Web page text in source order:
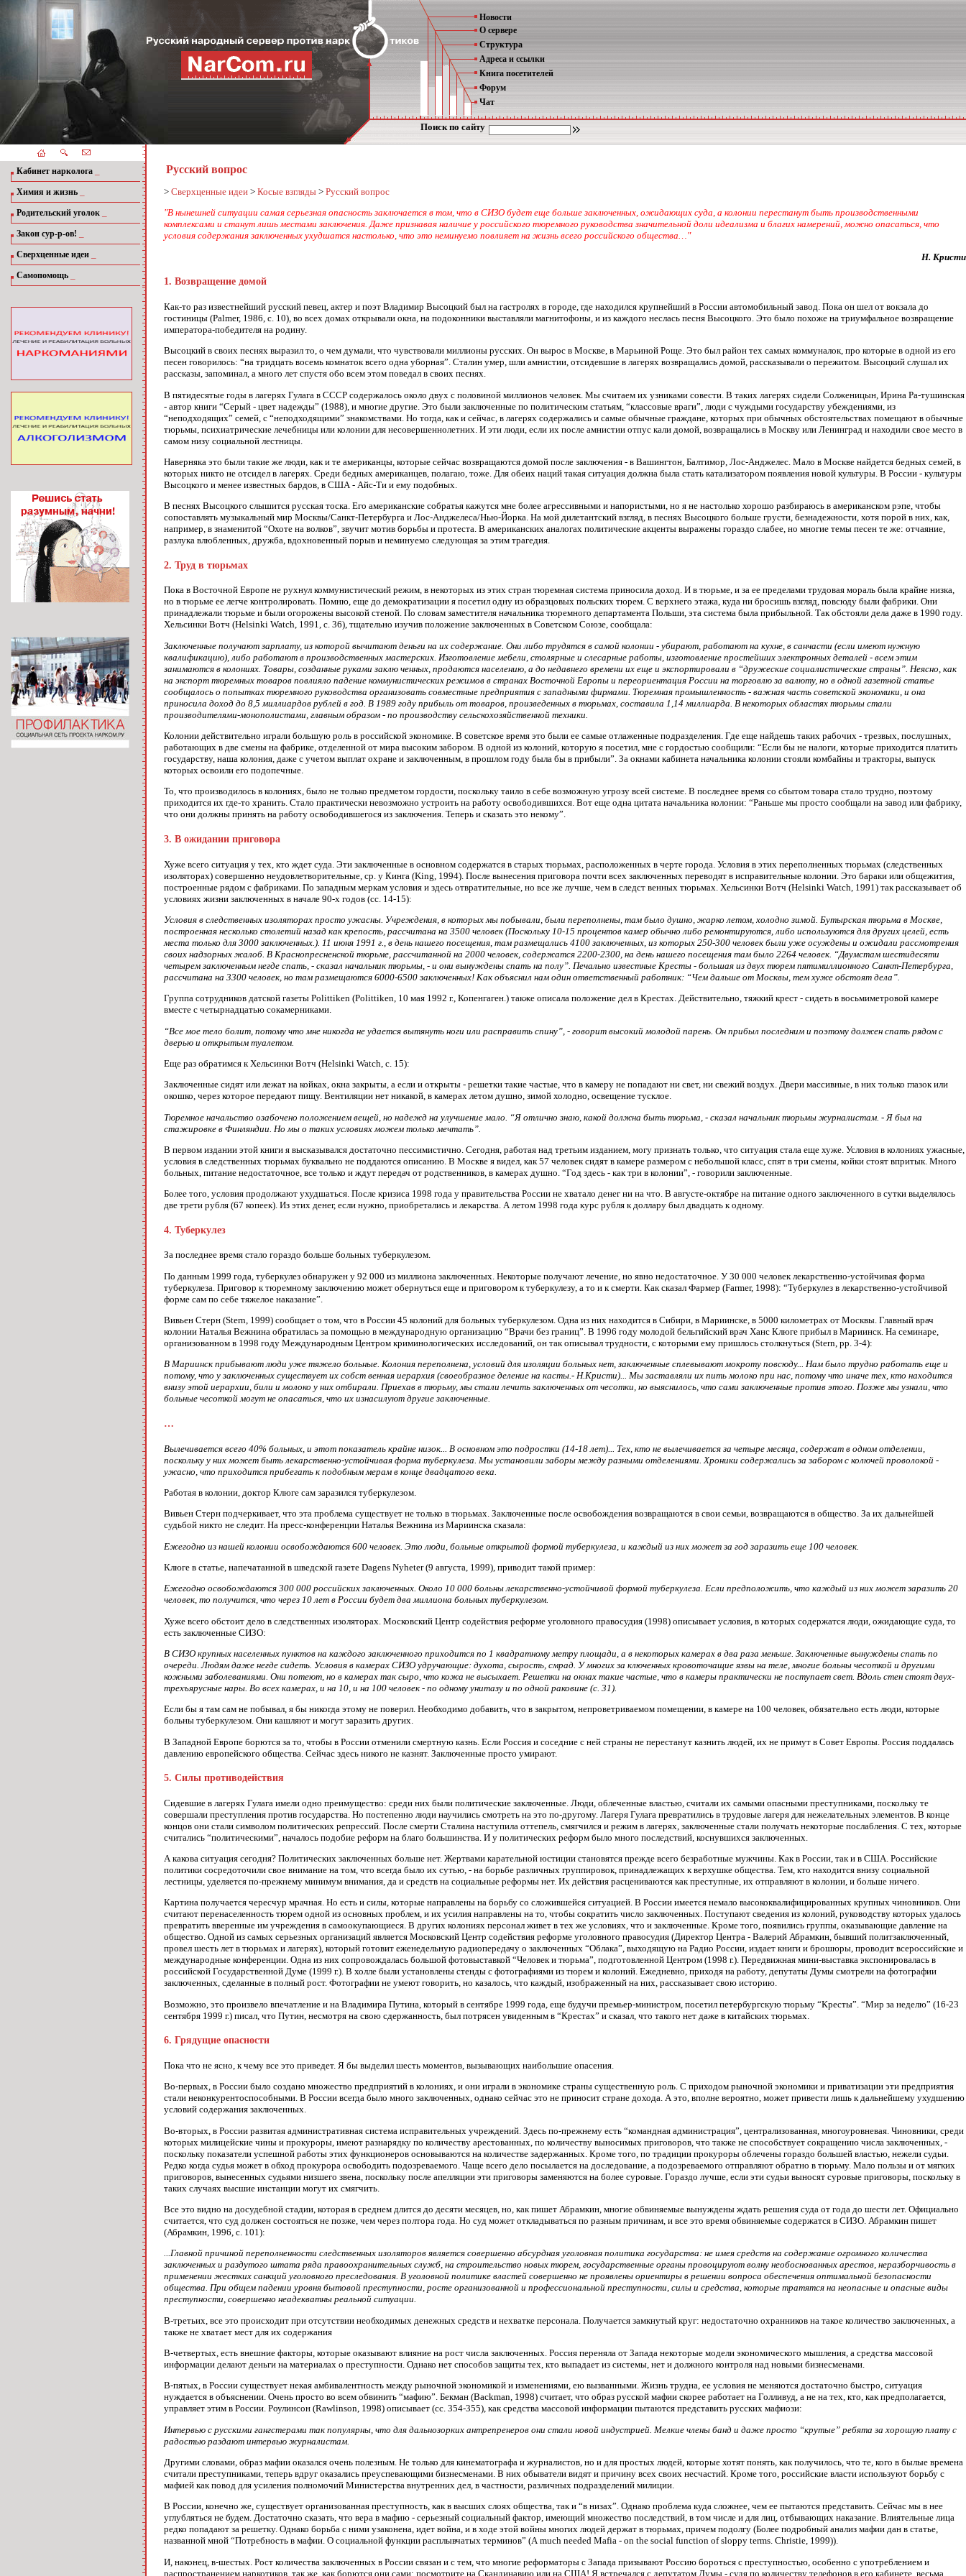
Новости
О сервере
Структура
Адреса и ссылки
Книга посетителей
Форум
Чат
Поиск по сайту
Кабинет нарколога
Химия и жизнь
Родительский уголок
Закон сур-р-ов!
Сверхценные идеи
Самопомощь
Русский вопрос
> Сверхценные идеи > Косые взгляды > Русский вопрос
"В нынешней ситуации самая серьезная опасность заключается в том, что в СИЗО будет еще больше заключенных, ожидающих суда, а колонии перестанут быть производственными
комплексами и станут лишь местами заключения. Даже признавая наличие у российского тюремного руководства значительной доли идеализма и благих намерений, можно опасаться, что
условия содержания заключенных ухудшатся настолько, что это неминуемо повлияет на жизнь всего российского общества…"
Н. Кристи
1. Возвращение домой
Как-то раз известнейший русский певец, актер и поэт Владимир Высоцкий был на гастролях в городе, где находился крупнейший в России автомобильный завод. Пока он шел от вокзала до
гостиницы (Palmer, 1986, с. 10), во всех домах открывали окна, на подоконники выставляли магнитофоны, и из каждого неслась песня Высоцкого. Это было похоже на триумфальное возвращение
императора-победителя на родину.
Высоцкий в своих песнях выразил то, о чем думали, что чувствовали миллионы русских. Он вырос в Москве, в Марьиной Роще. Это был район тех самых коммуналок, про которые в одной из его
песен говорилось: “на тридцать восемь комнаток всего одна уборная”. Сталин умер, шли амнистии, отсидевшие в лагерях возвращались домой, рассказывали о пережитом. Высоцкий слушал их
рассказы, запоминал, а много лет спустя обо всем этом поведал в своих песнях.
В пятидесятые годы в лагерях Гулага в СССР содержалось около двух с половиной миллионов человек. Мы считаем их узниками совести. В таких лагерях сидели Солженицын, Ирина Ра-тушинская
- автор книги “Серый - цвет надежды” (1988), и многие другие. Это были заключенные по политическим статьям, “классовые враги”, люди с чуждыми государству убеждениями, из
“неподходящих” семей, с “неподходящими” знакомствами. Но тогда, как и сейчас, в лагерях содержались и самые обычные граждане, которых при обычных обстоятельствах помещают в обычные
тюрьмы, психиатрические лечебницы или колонии для несовершеннолетних. И эти люди, если их после амнистии отпус кали домой, возвращались в Москву или Ленинград и находили свое место в
самом низу социальной лестницы.
Наверняка это были такие же люди, как и те американцы, которые сейчас возвращаются домой после заключения - в Вашингтон, Балтимор, Лос-Анджелес. Мало в Москве найдется бедных семей, в
которых никто не отсидел в лагерях. Среди бедных американцев, полагаю, тоже. Для обеих наций такая ситуация должна была стать катализатором появления новой культуры. В России - культуры
Высоцкого и менее известных бардов, в США - Айс-Ти и ему подобных.
В песнях Высоцкого слышится русская тоска. Его американские собратья кажутся мне более агрессивными и напористыми, но я не настолько хорошо разбираюсь в американском рэпе, чтобы
сопоставлять музыкальный мир Москвы/Санкт-Петербурга и Лос-Анджелеса/Нью-Йорка. На мой дилетантский взгляд, в песнях Высоцкого больше грусти, безнадежности, хотя порой в них, как,
например, в знаменитой “Охоте на волков”, звучит мотив борьбы и протеста. В американских аналогах политические акценты выражены гораздо слабее, но многие темы песен те же: отчаяние,
разлука влюбленных, дружба, вдохновенный порыв и неминуемо следующая за этим трагедия.
2. Труд в тюрьмах
Пока в Восточной Европе не рухнул коммунистический режим, в некоторых из этих стран тюремная система приносила доход. И в тюрьме, и за ее пределами трудовая мораль была крайне низка,
но в тюрьме ее легче контролировать. Помню, еще до демократизации я посетил одну из образцовых польских тюрем. С верхнего этажа, куда ни бросишь взгляд, повсюду были фабрики. Они
принадлежали тюрьме и были огорожены высокой стеной. По словам заместителя начальника тюремного департамента Польши, эта система была прибыльной. Так обстояли дела даже в 1990 году.
Хельсинки Вотч (Helsinki Watch, 1991, с. 36), тщательно изучив положение заключенных в Советском Союзе, сообщала:
Заключенные получают зарплату, из которой вычитают деньги на их содержание. Они либо трудятся в самой колонии - убирают, работают на кухне, в санчасти (если имеют нужную
квалификацию), либо работают в производственных мастерских. Изготовление мебели, столярные и слесарные работы, изготовление простейших электронных деталей - всем этим
занимаются в колониях. Товары, созданные руками заклю ченных, продаются населению, а до недавнего времени их еще и экспортировали в “дружеские социалистические страны”. Неясно, как
на экспорт тюремных товаров повлияло падение коммунистических режимов в странах Восточной Европы и переориентация России на торговлю за валюту, но в одной газетной статье
сообщалось о попытках тюремного руководства организовать совместные предприятия с западными фирмами. Тюремная промышленность - важная часть советской экономики, и она
приносила доход до 8,5 миллиардов рублей в год. В 1989 году прибыль от товаров, произведенных в тюрьмах, составила 1,14 миллиарда. В некоторых областях тюрьмы стали
производителями-монополистами, главным образом - по производству сельскохозяйственной техники.
Колонии действительно играли большую роль в российской экономике. В советское время это были ее самые отлаженные подразделения. Где еще найдешь таких рабочих - трезвых, послушных,
работающих в две смены на фабрике, отделенной от мира высоким забором. В одной из колоний, которую я посетил, мне с гордостью сообщили: “Если бы не налоги, которые приходится платить
государству, наша колония, даже с учетом выплат охране и заключенным, в прошлом году была бы в прибыли”. За окнами кабинета начальника колонии стояли комбайны и тракторы, выпуск
которых освоили его подопечные.
То, что производилось в колониях, было не только предметом гордости, поскольку таило в себе возможную угрозу всей системе. В последнее время со сбытом товара стало трудно, поэтому
приходится их где-то хранить. Стало практически невозможно устроить на работу освободившихся. Вот еще одна цитата начальника колонии: “Раньше мы просто сообщали на завод или фабрику,
что они должны принять на работу освободившегося из заключения. Теперь и сказать это некому”.
3. В ожидании приговора
Хуже всего ситуация у тех, кто ждет суда. Эти заключенные в основном содержатся в старых тюрьмах, расположенных в черте города. Условия в этих переполненных тюрьмах (следственных
изоляторах) совершенно неудовлетворительные, ср. у Кинга (King, 1994). После вынесения приговора почти всех заключенных переводят в исправительные колонии. Это бараки или общежития,
построенные рядом с фабриками. По западным меркам условия и здесь отвратительные, но все же лучше, чем в следст венных тюрьмах. Хельсинки Вотч (Helsinki Watch, 1991) так рассказывает об
условиях жизни заключенных в начале 90-х годов (сс. 14-15):
Условия в следственных изоляторах просто ужасны. Учреждения, в которых мы побывали, были переполнены, там было душно, жарко летом, холодно зимой. Бутырская тюрьма в Москве,
построенная несколько столетий назад как крепость, рассчитана на 3500 человек (Поскольку 10-15 процентов камер обычно либо ремонтируются, либо используются для других целей, есть
места только для 3000 заключенных.). 11 июня 1991 г., в день нашего посещения, там размещались 4100 заключенных, из которых 250-300 человек были уже осуждены и ожидали рассмотрения
своих надзорных жалоб. В Краснопресненской тюрьме, рассчитанной на 2000 человек, содержатся 2200-2300, на день нашего посещения там было 2264 человек. “Двумстам шестидесяти
четырем заключенным негде спать, - сказал начальник тюрьмы, - и они вынуждены спать на полу”. Печально известные Кресты - большая из двух тюрем пятимиллионного Санкт-Петербурга,
рассчитана на 3300 человек, но там размещаются 6000-6500 заключенных! Как объяснил нам один ответственный работник: “Чем дальше от Москвы, тем хуже обстоят дела”.
Группа сотрудников датской газеты Polittiken (Polittiken, 10 мая 1992 г., Копенгаген.) также описала положение дел в Крестах. Действительно, тяжкий крест - сидеть в восьмиметровой камере
вместе с четырнадцатью сокамерниками.
“Все мое тело болит, потому что мне никогда не удается вытянуть ноги или расправить спину”, - говорит высокий молодой парень. Он прибыл последним и поэтому должен спать рядом с
дверью и открытым туалетом.
Еще раз обратимся к Хельсинки Вотч (Helsinki Watch, с. 15):
Заключенные сидят или лежат на койках, окна закрыты, а если и открыты - решетки такие частые, что в камеру не попадают ни свет, ни свежий воздух. Двери массивные, в них только глазок или
окошко, через которое передают пищу. Вентиляции нет никакой, в камерах летом душно, зимой холодно, освещение тусклое.
Тюремное начальство озабочено положением вещей, но надежд на улучшение мало. “Я отлично знаю, какой должна быть тюрьма, - сказал начальник тюрьмы журналистам. - Я был на
стажировке в Финляндии. Но мы о таких условиях можем только мечтать”.
В первом издании этой книги я высказывался достаточно пессимистично. Сегодня, работая над третьим изданием, могу признать только, что ситуация стала еще хуже. Условия в колониях ужасные,
условия в следственных тюрьмах буквально не поддаются описанию. В Москве я видел, как 57 человек сидят в камере размером с небольшой класс, спят в три смены, койки стоят впритык. Много
больных, питание недостаточное, все только и ждут передач от родственников, в камерах душно. “Год здесь - как три в колонии”, - говорили заключенные.
Более того, условия продолжают ухудшаться. После кризиса 1998 года у правительства России не хватало денег ни на что. В августе-октябре на питание одного заключенного в сутки выделялось
две трети рубля (67 копеек). Из этих денег, если нужно, приобретались и лекарства. А летом 1998 года курс рубля к доллару был двадцать к одному.
4. Туберкулез
За последнее время стало гораздо больше больных туберкулезом.
По данным 1999 года, туберкулез обнаружен у 92 000 из миллиона заключенных. Некоторые получают лечение, но явно недостаточное. У 30 000 человек лекарственно-устойчивая форма
туберкулеза. Приговор к тюремному заключению может обернуться еще и приговором к туберкулезу, а то и к смерти. Как сказал Фармер (Farmer, 1998): “Туберкулез в лекарственно-устойчивой
форме сам по себе тяжелое наказание”.
Вивьен Стерн (Stern, 1999) сообщает о том, что в России 45 колоний для больных туберкулезом. Одна из них находится в Сибири, в Мариинске, в 5000 километрах от Москвы. Главный врач
колонии Наталья Вежнина обратилась за помощью в международную организацию “Врачи без границ”. В 1996 году молодой бельгийский врач Ханс Клюге прибыл в Мариинск. На семинаре,
организованном в 1998 году Международным Центром криминологических исследований, он так описывал трудности, с которыми ему пришлось столкнуться (Stern, pp. 3-4):
В Мариинск прибывают люди уже тяжело больные. Колония переполнена, условий для изоляции больных нет, заключенные сплевывают мокроту повсюду... Нам было трудно работать еще и
потому, что у заключенных существует их собст венная иерархия (своеобразное деление на касты.- Н.Кристи)... Мы заставляли их пить молоко при нас, потому что иначе тех, кто находится
внизу этой иерархии, били и молоко у них отбирали. Приехав в тюрьму, мы стали лечить заключенных от чесотки, но выяснилось, что сами заключенные против этого. Позже мы узнали, что
больные чесоткой могут не опасаться, что их изнасилуют другие заключенные.
…
Вылечивается всего 40% больных, и этот показатель крайне низок... В основном это подростки (14-18 лет)... Тех, кто не вылечивается за четыре месяца, содержат в одном отделении,
поскольку у них может быть лекарственно-устойчивая форма туберкулеза. Мы установили заборы между разными отделениями. Хроники содержались за забором с колючей проволокой -
ужасно, что приходится прибегать к подобным мерам в конце двадцатого века.
Работая в колонии, доктор Клюге сам заразился туберкулезом.
Вивьен Стерн подчеркивает, что эта проблема существует не только в тюрьмах. Заключенные после освобождения возвращаются в свои семьи, возвращаются в общество. За их дальнейшей
судьбой никто не следит. На пресс-конференции Наталья Вежнина из Мариинска сказала:
Ежегодно из нашей колонии освобождаются 600 человек. Это люди, больные открытой формой туберкулеза, и каждый из них может за год заразить еще 100 человек.
Клюге в статье, напечатанной в шведской газете Dagens Nyheter (9 августа, 1999), приводит такой пример:
Ежегодно освобождаются 300 000 российских заключенных. Около 10 000 больны лекарственно-устойчивой формой туберкулеза. Если предположить, что каждый из них может заразить 20
человек, то получится, что через 10 лет в России будет два миллиона больных туберкулезом.
Хуже всего обстоит дело в следственных изоляторах. Московский Центр содействия реформе уголовного правосудия (1998) описывает условия, в которых содержатся люди, ожидающие суда, то
есть заключенные СИЗО:
В СИЗО крупных населенных пунктов на каждого заключенного приходится по 1 квадратному метру площади, а в некоторых камерах в два раза меньше. Заключенные вынуждены спать по
очереди. Людям даже негде сидеть. Условия в камерах СИЗО удручающие: духота, сырость, смрад. У многих за ключенных кровоточащие язвы на теле, многие больны чесоткой и другими
кожными заболеваниями. Они потеют, но в камерах так сыро, что кожа не высыхает. Решетки на окнах такие частые, что в камеры практически не поступает свет. Вдоль стен стоят двух-
трехъярусные нары. Во всех камерах, и на 10, и на 100 человек - по одному унитазу и по одной раковине (с. 31).
Если бы я там сам не побывал, я бы никогда этому не поверил. Необходимо добавить, что в закрытом, непроветриваемом помещении, в камере на 100 человек, обязательно есть люди, которые
больны туберкулезом. Они кашляют и могут заразить других.
В Западной Европе борются за то, чтобы в России отменили смертную казнь. Если Россия и соседние с ней страны не перестанут казнить людей, их не примут в Совет Европы. Россия поддалась
давлению европейского общества. Сейчас здесь никого не казнят. Заключенные просто умирают.
5. Силы противодействия
Сидевшие в лагерях Гулага имели одно преимущество: среди них были политические заключенные. Люди, облеченные властью, считали их самыми опасными преступниками, поскольку те
совершали преступления против государства. Но постепенно люди научились смотреть на это по-другому. Лагеря Гулага превратились в трудовые лагеря для нежелательных элементов. В конце
концов они стали символом политических репрессий. После смерти Сталина наступила оттепель, смягчился и режим в лагерях, заключенные стали получать некоторые послабления. С тех, которые
считались “политическими”, началось подобие реформ на благо большинства. И у политических реформ было много последствий, коснувшихся заключенных.
А какова ситуация сегодня? Политических заключенных больше нет. Жертвами карательной юстиции становятся прежде всего безработные мужчины. Как в России, так и в США. Российские
политики сосредоточили свое внимание на том, что всегда было их сутью, - на борьбе различных группировок, принадлежащих к верхушке общества. Тем, кто находится внизу социальной
лестницы, уделяется по-прежнему минимум внимания, да и средств на социальные реформы нет. Их действия расцениваются как преступные, их отправляют в колонии, и больше ничего.
Картина получается чересчур мрачная. Но есть и силы, которые направлены на борьбу со сложившейся ситуацией. В России имеется немало высококвалифицированных крупных чиновников. Они
считают перенаселенность тюрем одной из основных проблем, и их усилия направлены на то, чтобы сократить число заключенных. Поступают сведения из колоний, руководству которых удалось
превратить вверенные им учреждения в самоокупающиеся. В других колониях персонал живет в тех же условиях, что и заключенные. Кроме того, появились группы, оказывающие давление на
общество. Одной из самых серьезных организаций является Московский Центр содействия реформе уголовного правосудия (Директор Центра - Валерий Абрамкин, бывший политзаключенный,
провел шесть лет в тюрьмах и лагерях), который готовит еженедельную радиопередачу о заключенных “Облака”, выходящую на Радио России, издает книги и брошюры, проводит всероссийские и
международные конференции. Одна из них сопровождалась большой фотовыставкой “Человек и тюрьма”, подготовленной Центром (1998 г.). Передвижная мини-выставка экспонировалась в
российской Государственной Думе (1999 г.). В холле были установлены стенды с фотографиями из тюрем и колоний. Ежедневно, приходя на работу, депутаты Думы смотрели на фотографии
заключенных, сделанные в полный рост. Фотографии не умеют говорить, но казалось, что каждый, изображенный на них, рассказывает свою историю.
Возможно, это произвело впечатление и на Владимира Путина, который в сентябре 1999 года, еще будучи премьер-министром, посетил петербургскую тюрьму “Кресты”. “Мир за неделю” (16-23
сентября 1999 г.) писал, что Путин, несмотря на свою сдержанность, был потрясен увиденным в “Крестах” и сказал, что такого нет даже в китайских тюрьмах.
6. Грядущие опасности
Пока что не ясно, к чему все это приведет. Я бы выделил шесть моментов, вызывающих наибольшие опасения.
Во-первых, в России было создано множество предприятий в колониях, и они играли в экономике страны существенную роль. С приходом рыночной экономики и приватизации эти предприятия
стали неконкурентоспособными. В России всегда было много заключенных, однако сейчас это не приносит стране дохода. А это, вполне вероятно, может привести лишь к дальнейшему ухудшению
условий содержания заключенных.
Во-вторых, в России развитая административная система исправительных учреждений. Здесь по-прежнему есть “командная администрация”, централизованная, многоуровневая. Чиновники, среди
которых милицейские чины и прокуроры, имеют разнарядку по количеству арестованных, по количеству выносимых приговоров, что также не способствует сокращению числа заключенных, -
поскольку показатели успешной работы этих функционеров основываются на количестве задержанных. Кроме того, по традиции прокуроры облечены гораздо большей властью, нежели судьи.
Редко когда судья может в обход прокурора освободить подозреваемого. Чаще всего дело посылается на доследование, а подозреваемого отправляют обратно в тюрьму. Мало пользы и от мягких
приговоров, вынесенных судьями низшего звена, поскольку после апелляции эти приговоры заменяются на более суровые. Гораздо лучше, если эти судьи выносят суровые приговоры, поскольку в
таких случаях высшие инстанции могут их смягчить.
Все это видно на досудебной стадии, которая в среднем длится до десяти месяцев, но, как пишет Абрамкин, многие обвиняемые вынуждены ждать решения суда от года до шести лет. Официально
считается, что суд должен состояться не позже, чем через полтора года. Но суд может откладываться по разным причинам, и все это время обвиняемые содержатся в СИЗО. Абрамкин пишет
(Абрамкин, 1996, с. 101):
...Главной причиной переполненности следственных изоляторов является совершенно абсурдная уголовная политика государства: не имея средств на содержание огромного количества
заключенных и раздутого штата ряда правоохранительных служб, на строительство новых тюрем, государственные органы провоцируют волну необоснованных арестов, неразборчивость в
применении жестких санкций уголовного преследования. В уголовной политике властей совершенно не проявлены ориентиры в решении вопроса обеспечения оптимальной безопасности
общества. При общем падении уровня бытовой преступности, росте организованной и профессиональной преступности, силы и средства, которые тратятся на неопасные и опасные виды
преступности, совершенно неадекватны реальной ситуации.
В-третьих, все это происходит при отсутствии необходимых денежных средств и нехватке персонала. Получается замкнутый круг: недостаточно охранников на такое количество заключенных, а
также не хватает мест для их содержания
В-четвертых, есть внешние факторы, которые оказывают влияние на рост числа заключенных. Россия переняла от Запада некоторые модели экономического мышления, а средства массовой
информации делают деньги на материалах о преступности. Однако нет способов защиты тех, кто выпадает из системы, нет и должного контроля над новыми бизнесменами.
В-пятых, в России существует некая амбивалентность между рыночной экономикой и изменениями, ею вызванными. Жизнь трудна, ее условия не меняются достаточно быстро, ситуация
нуждается в объяснении. Очень просто во всем обвинить “мафию”. Бекман (Backman, 1998) считает, что образ русской мафии скорее работает на Голливуд, а не на тех, кто, как предполагается,
управляет этим в России. Роулинсон (Rawlinson, 1998) описывает (сс. 354-355), как средства массовой информации пытаются представить русских мафиози:
Интервью с русскими гангстерами так популярны, что для дальнозорких антрепренеров они стали новой индустрией. Мелкие члены банд и даже просто “крутые” ребята за хорошую плату с
радостью раздают интервью журналистам.
Другими словами, образ мафии оказался очень полезным. Не только для кинематографа и журналистов, но и для простых людей, которые хотят понять, как получилось, что те, кого в былые времена
считали преступниками, теперь вдруг оказались преуспевающими бизнесменами. В них обыватели видят и причину всех своих несчастий. Кроме того, российские власти используют борьбу с
мафией как повод для усиления полномочий Министерства внутренних дел, в частности, различных подразделений милиции.
В России, конечно же, существует организованная преступность, как в высших слоях общества, так и “в низах”. Однако проблема куда сложнее, чем ее пытаются представить. Сейчас мы в нее
углубляться не будем. Достаточно сказать, что вера в мафию - серьезный социальный фактор, имеющий множество последствий, в том числе и для лиц, отбывающих наказание. Влиятельные лица
редко попадают за решетку. Однако борьба с ними узаконена, идет война, и в ходе этой войны многих людей держат в тюрьмах, причем подолгу (Более подробный анализ мафии дан в статье,
названной мной “Потребность в мафии. О социальной функции расплывчатых терминов” (А much needed Mafia - on the social function of sloppy terms. Christie, 1999)).
И, наконец, в-шестых. Рост количества заключенных в России связан и с тем, что многие реформаторы с Запада призывают Россию бороться с преступностью, особенно с употреблением и
распространением наркотиков, так же, как борются они сами: посмотрите на Скандинавию или на США! Я встречался с депутатом Думы - судя по количеству телефонов в его кабинете, весьма